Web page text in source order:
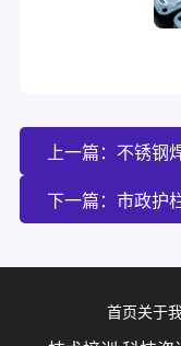
上一篇：不锈钢
下一篇：市政护
首页 关于